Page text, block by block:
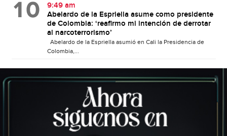
9:49 am
Abelardo de la Espriella asume como presidente
de Colombia: ‘reafirmo mi intención de derrotar
al narcoterrorismo’
Abelardo de la Espriella asumió en Cali la Presidencia de
Colombia,...